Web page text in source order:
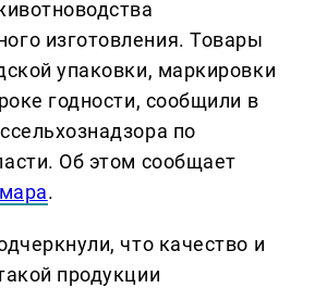
изготовления. Товары
упаковки, маркировки
годности, сообщили в
по
Об этом сообщает
.
что качество и
продукции